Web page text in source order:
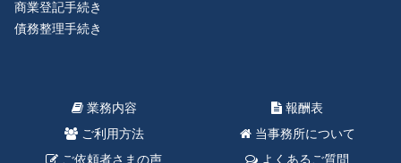
商業登記手続き
債務整理手続き
業務内容
報酬表
ご利用方法
当事務所について
ご依頼者さまの声
よくあるご質問